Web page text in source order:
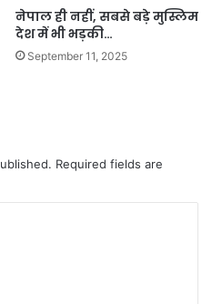
नेपाल ही नहीं, सबसे बड़े मुस्लिम
देश में भी भड़की…
September 11, 2025
Required fields are